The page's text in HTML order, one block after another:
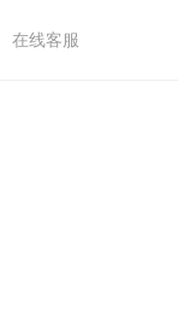
在线客服